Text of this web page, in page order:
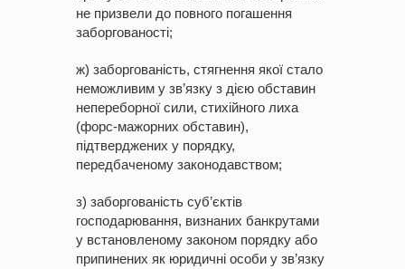
не призвели до повного погашення
заборгованості;
ж) заборгованість, стягнення якої стало
неможливим у зв’язку з дією обставин
непереборної сили, стихійного лиха
(форс-мажорних обставин),
підтверджених у порядку,
передбаченому законодавством;
з) заборгованість суб’єктів
господарювання, визнаних банкрутами
у встановленому законом порядку або
припинених як юридичні особи у зв’язку